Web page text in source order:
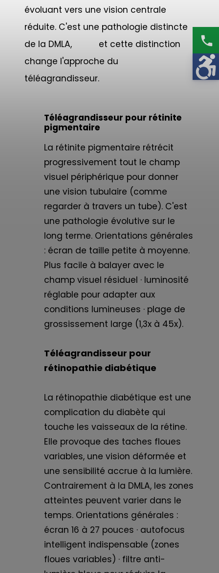
évoluant vers une vision centrale
réduite. C'est une pathologie distincte
de la DMLA, et cette distinction
change l'approche du
téléagrandisseur.
Téléagrandisseur pour rétinite
pigmentaire
La rétinite pigmentaire rétrécit
progressivement tout le champ
visuel périphérique pour donner
une vision tubulaire (comme
regarder à travers un tube). C'est
une pathologie évolutive sur le
long terme. Orientations générales
: écran de taille petite à moyenne.
Plus facile à balayer avec le
champ visuel résiduel · luminosité
réglable pour adapter aux
conditions lumineuses · plage de
grossissement large (1,3x à 45x).
Téléagrandisseur pour
rétinopathie diabétique
La rétinopathie diabétique est une
complication du diabète qui
touche les vaisseaux de la rétine.
Elle provoque des taches floues
variables, une vision déformée et
une sensibilité accrue à la lumière.
Contrairement à la DMLA, les zones
atteintes peuvent varier dans le
temps. Orientations générales :
écran 16 à 27 pouces · autofocus
intelligent indispensable (zones
floues variables) · filtre anti-
phone